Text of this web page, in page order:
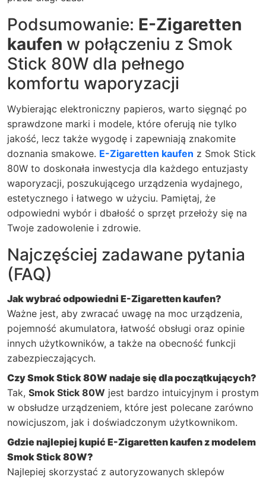
Podsumowanie: E-Zigaretten
kaufen w połączeniu z Smok
Stick 80W dla pełnego
komfortu waporyzacji
Wybierając elektroniczny papieros, warto sięgnąć po
sprawdzone marki i modele, które oferują nie tylko
jakość, lecz także wygodę i zapewniają znakomite
doznania smakowe. E-Zigaretten kaufen z Smok Stick
80W to doskonała inwestycja dla każdego entuzjasty
waporyzacji, poszukującego urządzenia wydajnego,
estetycznego i łatwego w użyciu. Pamiętaj, że
odpowiedni wybór i dbałość o sprzęt przełoży się na
Twoje zadowolenie i zdrowie.
Najczęściej zadawane pytania
(FAQ)
Jak wybrać odpowiedni E-Zigaretten kaufen?
Ważne jest, aby zwracać uwagę na moc urządzenia,
pojemność akumulatora, łatwość obsługi oraz opinie
innych użytkowników, a także na obecność funkcji
zabezpieczających.
CzySmok Stick 80W nadaje się dla początkujących?
Tak, Smok Stick 80W jest bardzo intuicyjnym i prostym
w obsłudze urządzeniem, które jest polecane zarówno
nowicjuszom, jak i doświadczonym użytkownikom.
Gdzie najlepiej kupić E-Zigaretten kaufenz modelem
Smok Stick 80W?
Najlepiej skorzystać z autoryzowanych sklepów